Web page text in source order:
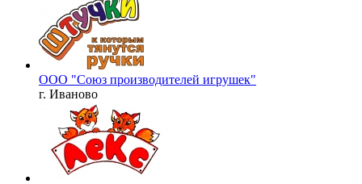
ООО "Союз производителей игрушек"
г. Иваново